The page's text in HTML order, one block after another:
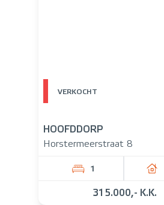
VERKOCHT
HOOFDDORP
Horstermeerstraat 8
1
315.000,- K.K.